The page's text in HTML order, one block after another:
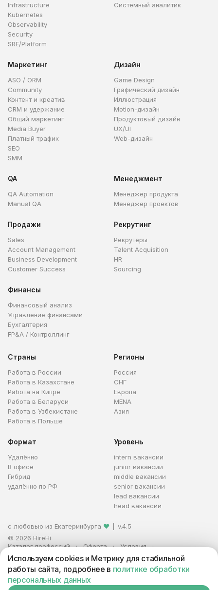
Infrastructure
Kubernetes
Observability
Security
SRE/Platform
Системный аналитик
Маркетинг
ASO / ORM
Community
Контент и креатив
CRM и удержание
Общий маркетинг
Media Buyer
Платный трафик
SEO
SMM
Дизайн
Game Design
Графический дизайн
Иллюстрация
Motion-дизайн
Продуктовый дизайн
UX/UI
Web-дизайн
QA
QA Automation
Manual QA
Менеджмент
Менеджер продукта
Менеджер проектов
Продажи
Sales
Account Management
Business Development
Customer Success
Рекрутинг
Рекрутеры
Talent Acquisition
HR
Sourcing
Финансы
Финансовый анализ
Управление финансами
Бухгалтерия
FP&A / Контроллинг
Страны
Работа в России
Работа в Казахстане
Работа на Кипре
Работа в Беларуси
Работа в Узбекистане
Работа в Польше
Регионы
Россия
СНГ
Европа
MENA
Азия
Формат
Удалённо
В офисе
Гибрид
удалённо по РФ
Уровень
intern вакансии
junior вакансии
middle вакансии
senior вакансии
lead вакансии
head вакансии
с любовью из Екатеринбурга ❤
v.4.5
© 2026 HireHi
Каталог профессий
Оферта
Условия
Персональные данные
Реклама
ИП Захаров Антон Алексеевич · ИНН 663005711880 · ОГРНИП
321665800059102
Используем cookies и Метрику для стабильной
работы сайта, подробнее в политике обработки
персональных данных